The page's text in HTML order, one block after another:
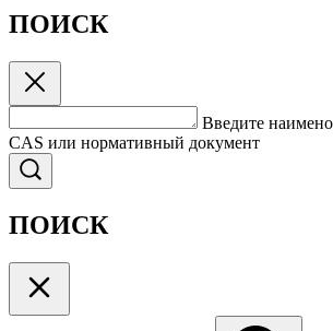
ПОИСК
Введите
CAS или нормативный документ
ПОИСК